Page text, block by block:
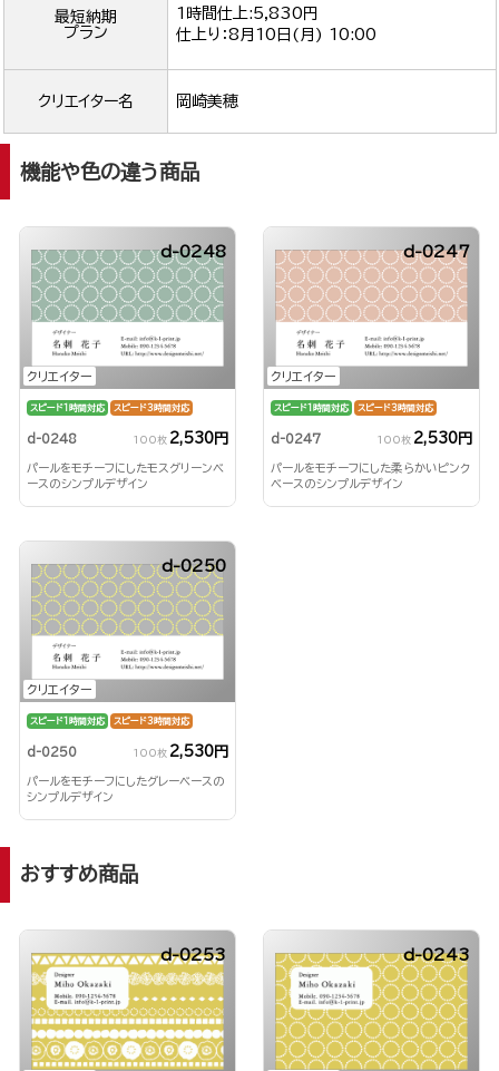
最短納期
プラン
1時間仕上:5,830円
仕上り：8月10日(月) 10:00
クリエイター名 岡崎美穂
機能や色の違う商品
クリエイター
d-0248
スピード1時間対応 スピード3時間対応
d-0248 100枚 2,530円
パールをモチーフにしたモスグリーンベ
ースのシンプルデザイン
クリエイター
d-0247
スピード1時間対応 スピード3時間対応
d-0247 100枚 2,530円
パールをモチーフにした柔らかいピンク
ベースのシンプルデザイン
クリエイター
d-0250
スピード1時間対応 スピード3時間対応
d-0250 100枚 2,530円
パールをモチーフにしたグレーベースの
シンプルデザイン
おすすめ商品
d-0253 d-0243